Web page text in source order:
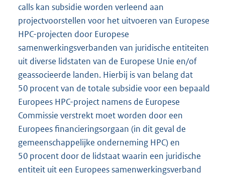
calls kan subsidie worden verleend aan
projectvoorstellen voor het uitvoeren van Europese
HPC-projecten door Europese
samenwerkingsverbanden van juridische entiteiten
uit diverse lidstaten van de Europese Unie en/of
geassocieerde landen. Hierbij is van belang dat
50 procent van de totale subsidie voor een bepaald
Europees HPC-project namens de Europese
Commissie verstrekt moet worden door een
Europees financieringsorgaan (in dit geval de
gemeenschappelijke onderneming HPC) en
50 procent door de lidstaat waarin een juridische
entiteit uit een Europees samenwerkingsverband